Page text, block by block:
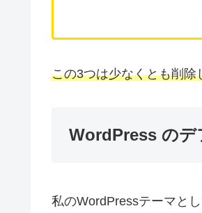
この3つは少なくとも削除
WordPress のデ
私のWordPressテーマとし